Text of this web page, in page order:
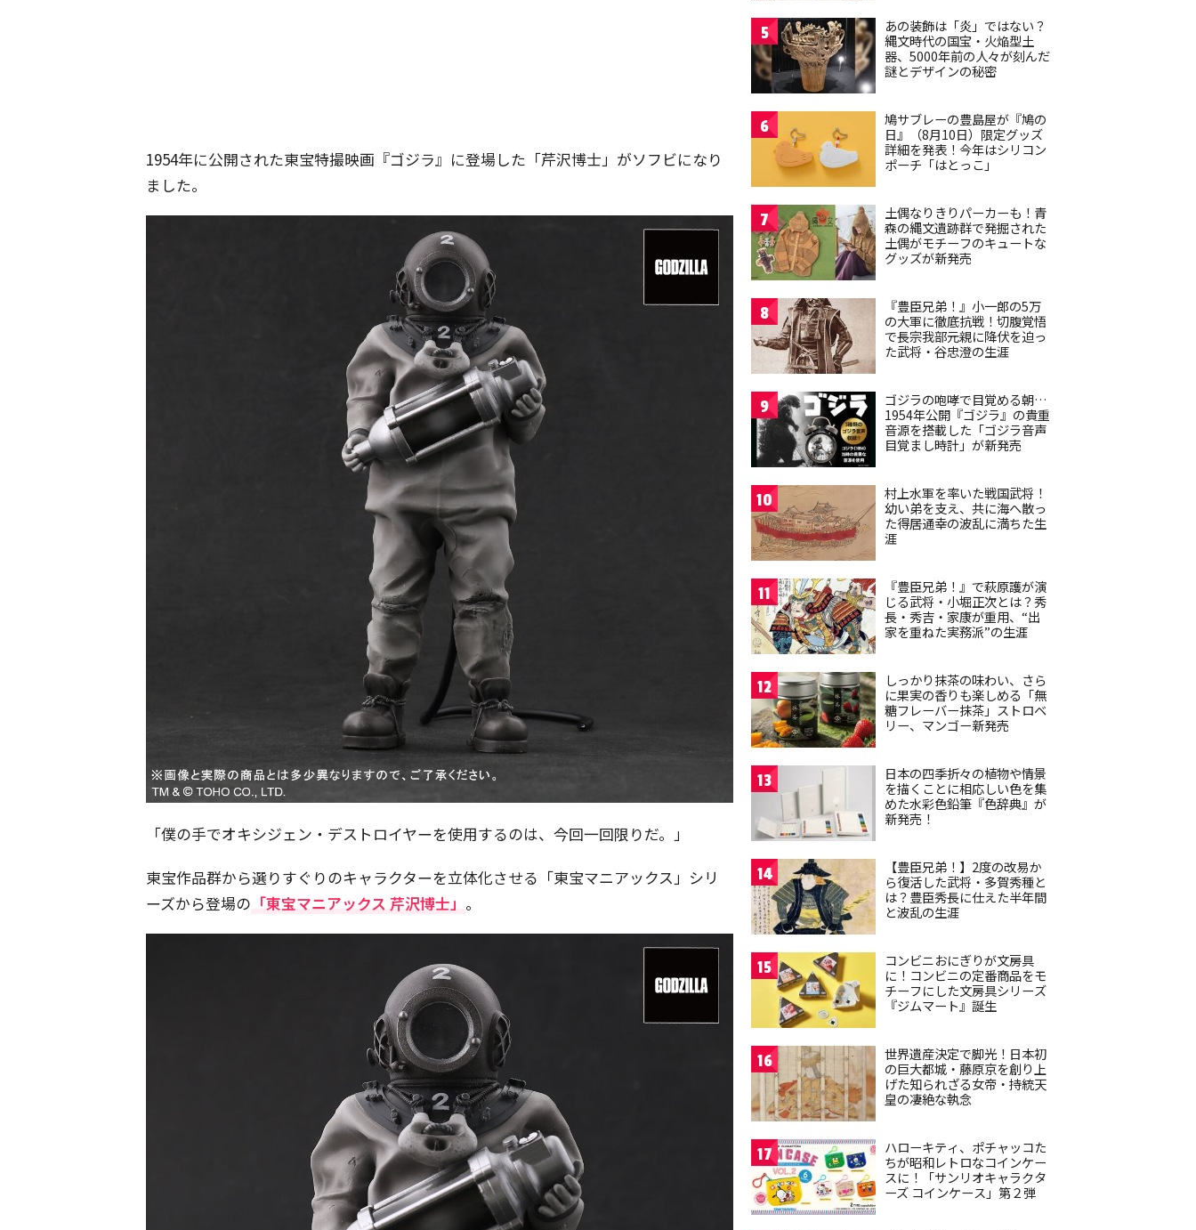
1954年に公開された東宝特撮映画『ゴジラ』に登場した「芹沢博士」がソフビになり
ました。
「僕の手でオキシジェン・デストロイヤーを使用するのは、今回一回限りだ。」
東宝作品群から選りすぐりのキャラクターを立体化させる「東宝マニアックス」シリ
ーズから登場の 「東宝マニアックス 芹沢博士」 。
5
あの装飾は「炎」ではない？
縄文時代の国宝・火焔型土
器、5000年前の人々が刻んだ
謎とデザインの秘密
6
鳩サブレーの豊島屋が『鳩の
日』（8月10日）限定グッズ
詳細を発表！今年はシリコン
ポーチ「はとっこ」
7
土偶なりきりパーカーも！青
森の縄文遺跡群で発掘された
土偶がモチーフのキュートな
グッズが新発売
8
『豊臣兄弟！』小一郎の5万
の大軍に徹底抗戦！切腹覚悟
で長宗我部元親に降伏を迫っ
た武将・谷忠澄の生涯
9
ゴジラの咆哮で目覚める朝…
1954年公開『ゴジラ』の貴重
音源を搭載した「ゴジラ音声
目覚まし時計」が新発売
10
村上水軍を率いた戦国武将！
幼い弟を支え、共に海へ散っ
た得居通幸の波乱に満ちた生
涯
11
『豊臣兄弟！』で萩原護が演
じる武将・小堀正次とは？秀
長・秀吉・家康が重用、“出
家を重ねた実務派”の生涯
12
しっかり抹茶の味わい、さら
に果実の香りも楽しめる「無
糖フレーバー抹茶」ストロベ
リー、マンゴー新発売
13
日本の四季折々の植物や情景
を描くことに相応しい色を集
めた水彩色鉛筆『色辞典』が
新発売！
14
【豊臣兄弟！】2度の改易か
ら復活した武将・多賀秀種と
は？豊臣秀長に仕えた半年間
と波乱の生涯
15
コンビニおにぎりが文房具
に！コンビニの定番商品をモ
チーフにした文房具シリーズ
『ジムマート』誕生
16
世界遺産決定で脚光！日本初
の巨大都城・藤原京を創り上
げた知られざる女帝・持統天
皇の凄絶な執念
17
ハローキティ、ポチャッコた
ちが昭和レトロなコインケー
スに！「サンリオキャラクタ
ーズ コインケース」第２弾